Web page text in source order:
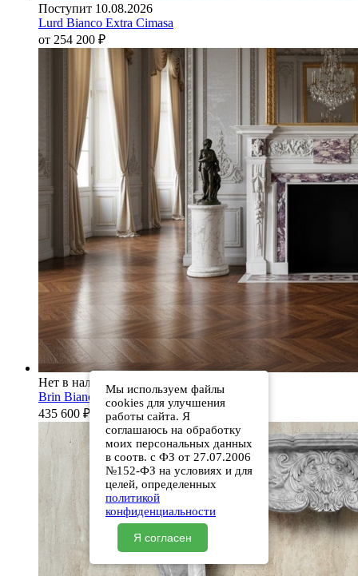
Поступит 10.08.2026
Lurd Bianco Extra Cimasa
от 254 200 ₽
Нет в наличии
Brin Bianco Extra
435 600 ₽
Мы используем файлы
cookies для улучшения
работы сайта. Я
соглашаюсь на обработку
моих персональных данных
в соотв. с ФЗ от 27.07.2006
№152-ФЗ на условиях и для
целей, определенных
политикой
конфиденциальности
Я согласен